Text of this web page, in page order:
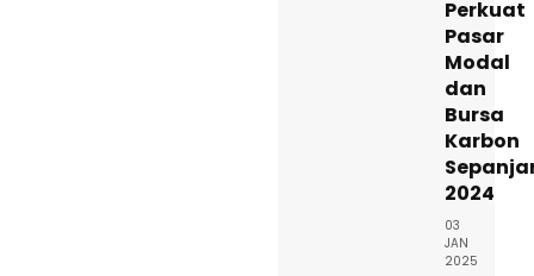
Perkuat
Pasar
Modal
dan
Bursa
Karbon
2024
03
JAN
2025